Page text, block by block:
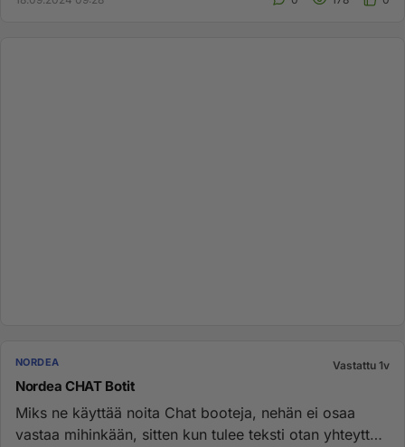
NORDEA Vastattu 1v
Nordea CHAT Botit
Miks ne käyttää noita Chat booteja, nehän ei osaa
vastaa mihinkään, sitten kun tulee teksti otan yhteyttä